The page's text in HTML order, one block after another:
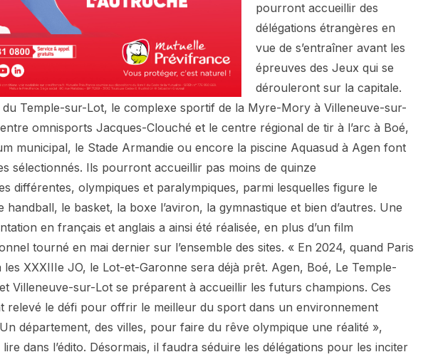
pourront accueillir des
délégations étrangères en
vue de s’entraîner avant les
épreuves des Jeux qui se
dérouleront sur la capitale.
du Temple-sur-Lot, le complexe sportif de la Myre-Mory à Villeneuve-sur-
omnisports Jacques-Clouché et le centre régional de tir à l’arc à Boé,
municipal, le Stade Armandie ou encore la piscine Aquasud à Agen font
sélectionnés. Ils pourront accueillir pas moins de quinze
différentes, olympiques et paralympiques, parmi lesquelles figure le
handball, le basket, la boxe l’aviron, la gymnastique et bien d’autres. Une
en français et anglais a ainsi été réalisée, en plus d’un film
tourné en mai dernier sur l’ensemble des sites. « En 2024, quand Paris
les XXXIIIe JO, le Lot-et-Garonne sera déjà prêt. Agen, Boé, Le Temple-
Villeneuve-sur-Lot se préparent à accueillir les futurs champions. Ces
relevé le défi pour offrir le meilleur du sport dans un environnement
département, des villes, pour faire du rêve olympique une réalité »,
dans l’édito. Désormais, il faudra séduire les délégations pour les inciter